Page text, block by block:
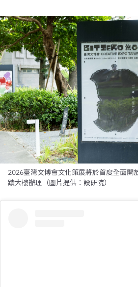
2026臺灣文博會文化策展將於首度全面開
蹟大樓辦理（圖片提供：設研院）